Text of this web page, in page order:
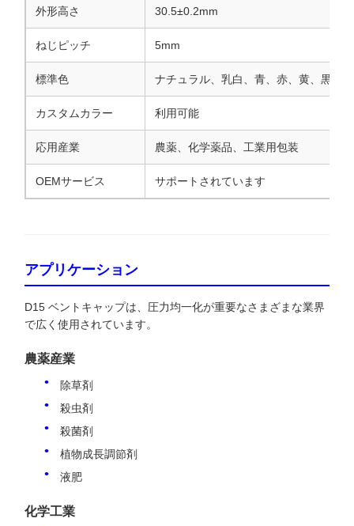
外形高さ 30.5±0.2mm
ねじピッチ 5mm
標準色 ナチュラル、乳白、青、赤、黄、黒、
カスタムカラー 利用可能
応用産業 農薬、化学薬品、工業用包装
OEMサービス サポートされています
アプリケーション
D15 ベントキャップは、圧力均一化が重要なさまざまな業界
で広く使用されています。
農薬産業
除草剤
殺虫剤
殺菌剤
植物成長調節剤
液肥
化学工業